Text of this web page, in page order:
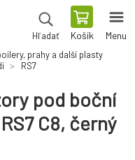
Hľadať Košík Menu
prahy a další plasty
RS7
pod boční
C8, černý